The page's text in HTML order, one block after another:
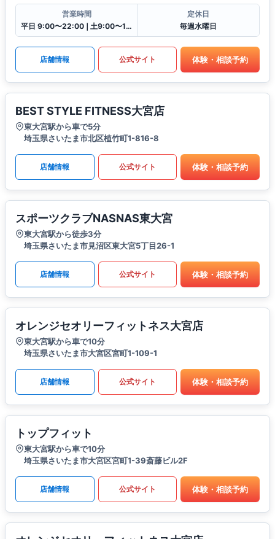
営業時間
平日 9:00〜22:00❘土9:00〜19:00❘日9:00〜17:00❘祝9:00〜16:30
定休日
毎週水曜日
店舗情報 公式サイト 体験・相談予約
BEST STYLE FITNESS大宮店
東大宮駅から車で5分
埼玉県さいたま市北区植竹町1-816-8
店舗情報 公式サイト 体験・相談予約
スポーツクラブNASNAS東大宮
東大宮駅から徒歩3分
埼玉県さいたま市見沼区東大宮5丁目26-1
店舗情報 公式サイト 体験・相談予約
オレンジセオリーフィットネス大宮店
東大宮駅から車で10分
埼玉県さいたま市大宮区宮町1-109-1
店舗情報 公式サイト 体験・相談予約
トップフィット
東大宮駅から車で10分
埼玉県さいたま市大宮区宮町1-39斎藤ビル2F
店舗情報 公式サイト 体験・相談予約